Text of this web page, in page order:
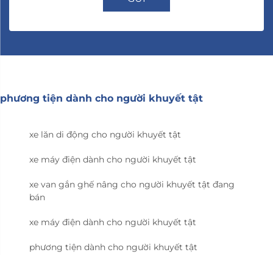
phương tiện dành cho người khuyết tật
xe lăn di động cho người khuyết tật
xe máy điện dành cho người khuyết tật
xe van gắn ghế nâng cho người khuyết tật đang
bán
xe máy điện dành cho người khuyết tật
phương tiện dành cho người khuyết tật